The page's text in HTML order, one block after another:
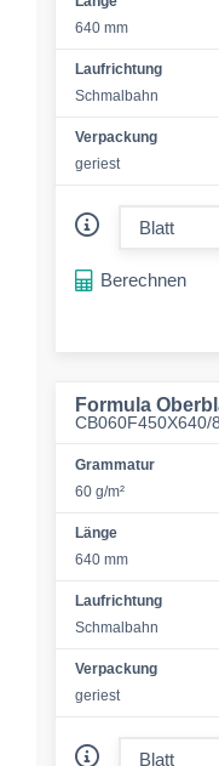
640 mm
Laufrichtung
Schmalbahn
Verpackung
geriest
Berechnen
Formula
CB060F450X640/
Grammatur
60 g/m²
Länge
640 mm
Laufrichtung
Schmalbahn
Verpackung
geriest